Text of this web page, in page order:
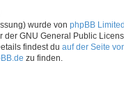
wurde von phpBB
GNU General Public
findest du auf der Seite
zu finden.